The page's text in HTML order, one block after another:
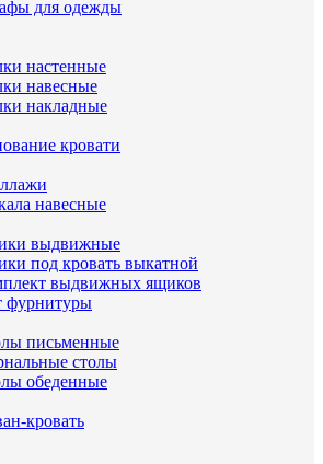
для одежды
настенные
навесные
накладные
кровати
навесные
выдвижные
под кровать выкатной
выдвижных ящиков
фурнитуры
письменные
cтолы
обеденные
кровать